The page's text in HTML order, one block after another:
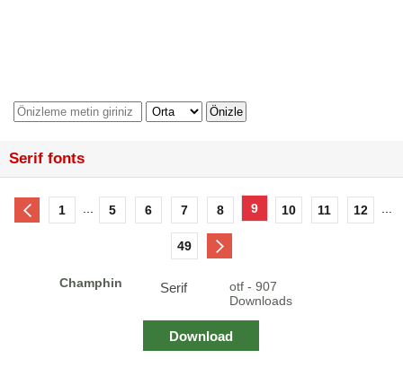
Serif fonts
1 5 6 7 8 9 10 11 12
49
Champhin Serif
otf - 907
Downloads
Download